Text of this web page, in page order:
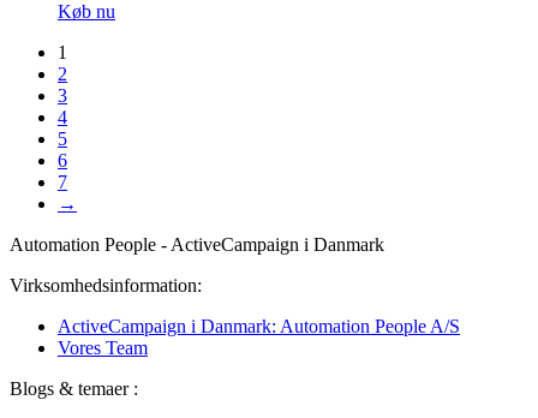
Køb nu
1
2
3
4
5
6
7
→
Automation People - ActiveCampaign i Danmark
Virksomhedsinformation:
ActiveCampaign i Danmark: Automation People A/S
Vores Team
Blogs & temaer :